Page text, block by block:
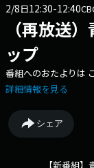
2/8日12:30-12:40
（再放送
ップ
番組へのおたよりは
詳細情報を見る
シェア
【新番組